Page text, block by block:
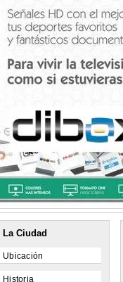
La Ciudad
Ubicación
Historia